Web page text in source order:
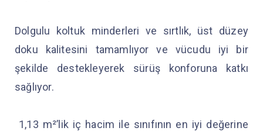
Dolgulu koltuk minderleri ve sırtlık, üst düzey
doku kalitesini tamamlıyor ve vücudu iyi bir
şekilde destekleyerek sürüş konforuna katkı
sağlıyor.
1,13 m²’lik iç hacim ile sınıfının en iyi değerine